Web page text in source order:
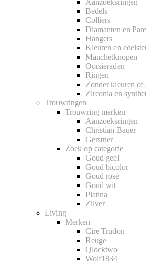
Bedels
Colliers
Diamanten en
Hangers
Kleuren en
Manchetknopen
Oorsieraden
Ringen
Zonder kleuren of
Zirconia en
Trouwringen
Trouwring merken
Aanzoeksringen
Christian Bauer
Gerstner
Zoek op categorie
Goud geel
Goud bicolor
Goud rosé
Goud wit
Platina
Zilver
Living
Merken
Cire Trudon
Reuge
Qlocktwo
Wolf1834